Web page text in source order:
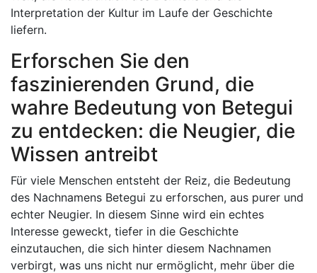
Interpretation der Kultur im Laufe der Geschichte
liefern.
Erforschen Sie den
faszinierenden Grund, die
wahre Bedeutung von Betegui
zu entdecken: die Neugier, die
Wissen antreibt
Für viele Menschen entsteht der Reiz, die Bedeutung
des Nachnamens Betegui zu erforschen, aus purer und
echter Neugier. In diesem Sinne wird ein echtes
Interesse geweckt, tiefer in die Geschichte
einzutauchen, die sich hinter diesem Nachnamen
verbirgt, was uns nicht nur ermöglicht, mehr über die